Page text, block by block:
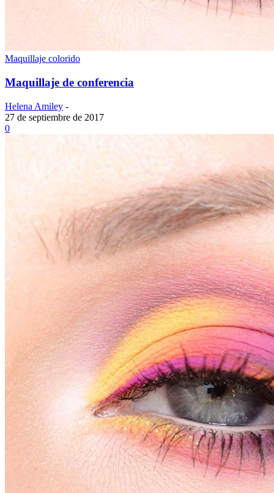
Maquillaje colorido
Maquillaje de conferencia
Helena Amiley -
27 de septiembre de 2017
0